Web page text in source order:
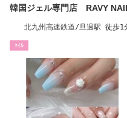
韓国ジェル専門店 RAVY
北九州高速鉄道/旦過駅 徒歩
ﾈｲﾙ